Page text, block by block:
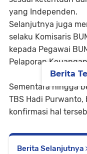
yang Independen.
Selanjutnya juga
selaku Komisaris
kepada Pegawai
Pelaporan
Sementara hingga
TBS Hadi
konfirmasi hal
Berita Selanjutnya
Berita